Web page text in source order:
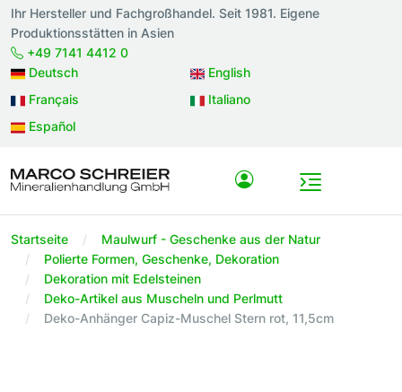
Ihr Hersteller und Fachgroßhandel. Seit 1981. Eigene
Produktionsstätten in Asien
+49 7141 4412 0
Deutsch
English
Français
Italiano
Español
Startseite
Maulwurf - Geschenke aus der Natur
Polierte Formen, Geschenke, Dekoration
Dekoration mit Edelsteinen
Deko-Artikel aus Muscheln und Perlmutt
Deko-Anhänger Capiz-Muschel Stern rot, 11,5cm